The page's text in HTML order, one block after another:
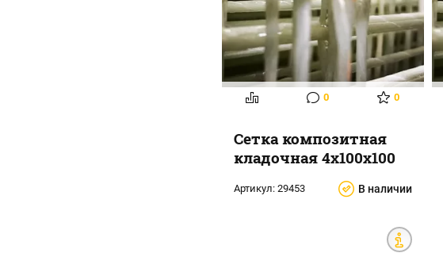
0 0
Сетка композитная
кладочная 4х100х100
Артикул: 29453 В наличии